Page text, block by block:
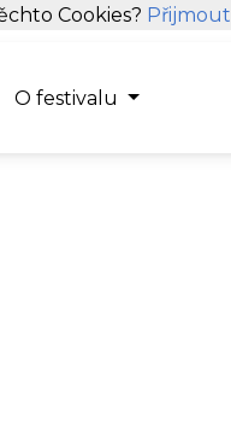
O festivalu
Cookies? Přijmout